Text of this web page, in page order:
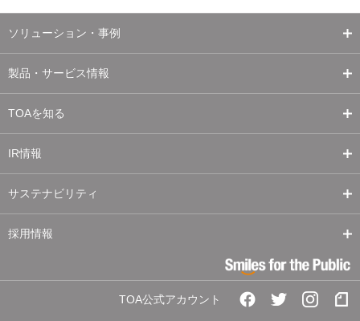
ソリューション・事例
製品・サービス情報
TOAを知る
IR情報
サステナビリティ
採用情報
TOA公式アカウント